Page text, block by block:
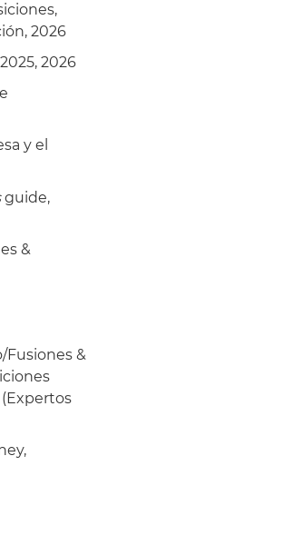
2026
2026
y el
guide,
&
Fusiones &